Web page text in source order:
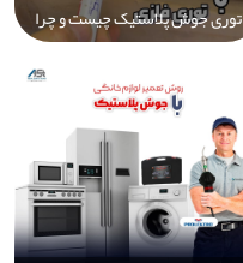
توری جوش پلاستیک چیست و چرا
نباید از آن استفاده کنید؟ بهترین
روش‌های استاندارد جوش پلاستیک
[راهنمای کامل]